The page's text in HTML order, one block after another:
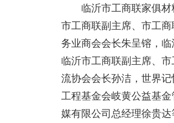
临沂市工商联家俱
市工商联副主席、市工
务业商会会长朱呈镕，
临沂市工商联副主席、
流协会会长孙洁，世界
工程基金会岐黄公益基
媒有限公司总经理徐贵